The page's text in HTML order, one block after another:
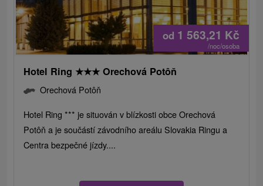
od 1 563,21 Kč
/noc/osoba
Hotel Ring ★★★ Orechová Potôň
Orechová Potôň
Hotel Ring *** je situován v blízkosti obce Orechová
Potôň a je součástí závodního areálu Slovakia Ringu a
Centra bezpečné jízdy....